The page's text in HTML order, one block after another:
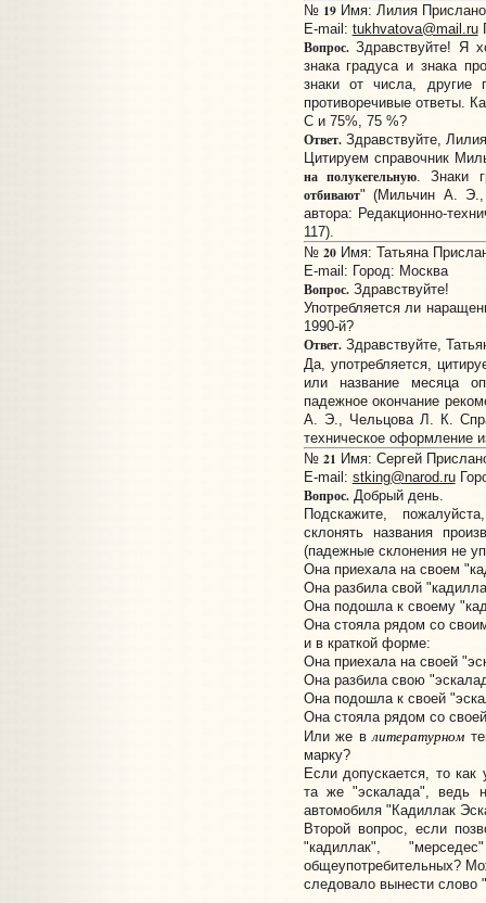
№ 19Имя: Лилия
E-mail: tukhvatova@mail.ru
Вопрос.Здравствуйте! Я
знака градуса и знака
знаки от числа, другие
противоречивые ответы.
С и 75%, 75 %?
Ответ.Здравствуйте,
Цитируем справочник
на полукегельную. Знаки
отбивают" (Мильчин А. Э.,
автора: Редакционно-
117).
№ 20Имя: Татьяна
E-mail: Город: Москва
Вопрос.Здравствуйте!
Употребляется ли
1990-й?
Ответ.Здравствуйте,
Да, употребляется,
или название месяца
падежное окончание
А. Э., Чельцова Л. К.
техническое оформление
№ 21 Имя: Сергей
E-mail: stking@narod.ru
Вопрос.Добрый день.
Подскажите,
склонять названия
(падежные склонения не
Она приехала на своем
Она разбила свой
Она подошла к своему
Она стояла рядом со
и в краткой форме:
Она приехала на своей
Она разбила свою
Она подошла к своей
Она стояла рядом со
Или же влитературном
марку?
Если допускается, то как
та же "эскалада", ведь
автомобиля "Кадиллак
Второй вопрос, если
"кадиллак",
общеупотребительных?
следовало вынести слово